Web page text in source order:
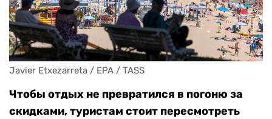
Javier Etxezarreta / EPA / TASS
Чтобы отдых не превратился в погоню за
скидками, туристам стоит пересмотреть